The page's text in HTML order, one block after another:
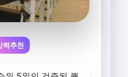
력추천